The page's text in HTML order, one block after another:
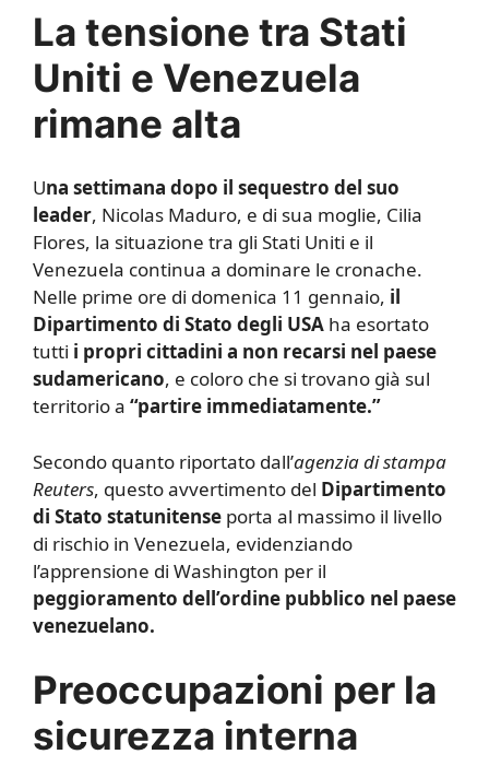
La tensione tra Stati
Uniti e Venezuela
rimane alta
Una settimana dopo il sequestro del suo
leader, Nicolas Maduro, e di sua moglie, Cilia
Flores, la situazione tra gli Stati Uniti e il
Venezuela continua a dominare le cronache.
Nelle prime ore di domenica 11 gennaio, il
Dipartimento di Stato degli USA ha esortato
tutti i propri cittadini a non recarsi nel paese
sudamericano, e coloro che si trovano già sul
territorio a “partire immediatamente.”
Secondo quanto riportato dall’agenzia di stampa
Reuters, questo avvertimento del Dipartimento
di Stato statunitense porta al massimo il livello
di rischio in Venezuela, evidenziando
l’apprensione di Washington per il
peggioramento dell’ordine pubblico nel paese
venezuelano.
Preoccupazioni per la
sicurezza interna